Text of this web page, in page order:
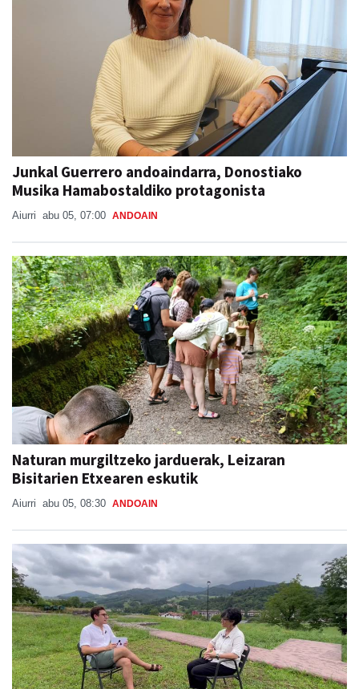
Junkal Guerrero andoaindarra, Donostiako
Musika Hamabostaldiko protagonista
Aiurri abu 05, 07:00 ANDOAIN
Naturan murgiltzeko jarduerak, Leizaran
Bisitarien Etxearen eskutik
Aiurri abu 05, 08:30 ANDOAIN